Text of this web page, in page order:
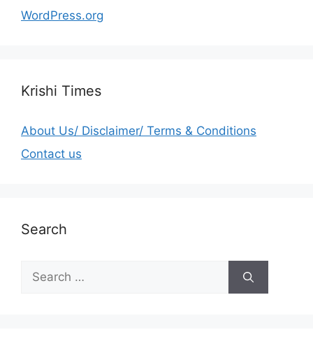
WordPress.org
Krishi Times
About Us/ Disclaimer/ Terms & Conditions
Contact us
Search